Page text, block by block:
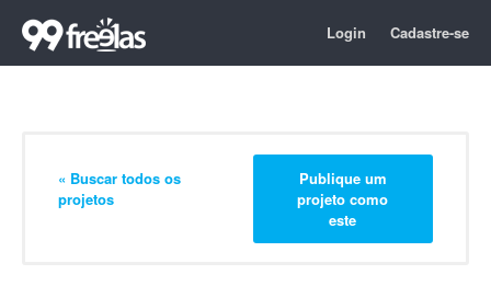
Login Cadastre-se
« Buscar todos os
projetos
Publique um
projeto como
este